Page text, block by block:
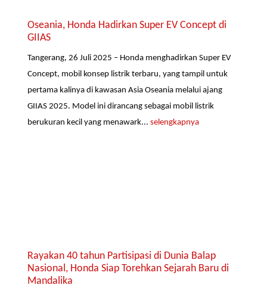
Oseania, Honda Hadirkan Super EV Concept di
GIIAS
Tangerang, 26 Juli 2025 – Honda menghadirkan Super EV
Concept, mobil konsep listrik terbaru, yang tampil untuk
pertama kalinya di kawasan Asia Oseania melalui ajang
GIIAS 2025. Model ini dirancang sebagai mobil listrik
berukuran kecil yang menawark...selengkapnya
Rayakan 40 tahun Partisipasi di Dunia Balap
Nasional, Honda Siap Torehkan Sejarah Baru di
Mandalika